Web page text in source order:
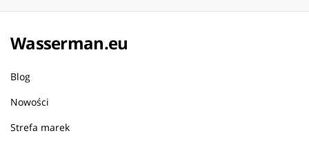
Wasserman.eu
Blog
Nowości
Strefa marek